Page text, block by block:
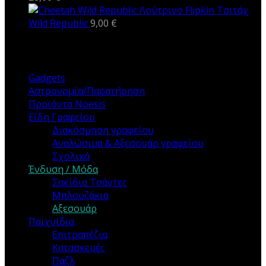
Λούτρινο Flipkin Τσιτάχ
Wild Republic9,00 €
Gadgets
Αστρονομία/Παρατήρηση
Προϊόντα Noesis
Είδη Γραφείου
Διακόσμηση γραφείου
Αναλώσιμα & Αξεσουάρ γραφείου
Σχολικά
Ένδυση / Μόδα
Σακίδια Τσάντες
Μπλουζάκια
Αξεσουάρ
Παιχνίδια
Επιτραπέζια
Κατασκευές
Παζλ